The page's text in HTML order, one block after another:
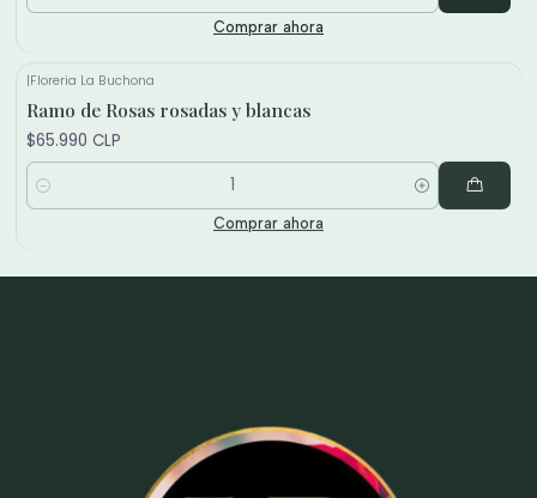
Comprar ahora
Nuevo
Ramo de Rosas rosadas y blancas
$65.990 CLP
Cantidad
Comprar ahora